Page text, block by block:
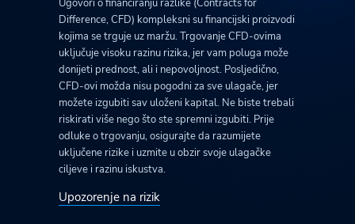
Ugovori o financiranju razlike (Contracts for
Difference, CFD) kompleksni su financijski proizvodi
kojima se trguje uz maržu. Trgovanje CFD-ovima
uključuje visoku razinu rizika, jer vam poluga može
donijeti prednost, ali i nepovoljnost. Posljedično,
CFD-ovi možda nisu pogodni za sve ulagače, jer
možete izgubiti sav uloženi kapital. Ne biste trebali
riskirati više nego što ste spremni izgubiti. Prije
odluke o trgovanju, osigurajte da razumijete
uključene rizike i uzmite u obzir svoje ulagačke
ciljeve i razinu iskustva.
Upozorenje na rizik